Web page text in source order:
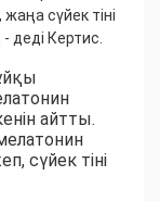
сүйек тіні
деді Кертис.
айтты.
сүйек тіні